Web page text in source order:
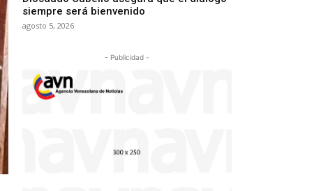
siempre será bienvenido
agosto 5, 2026
- Publicidad -